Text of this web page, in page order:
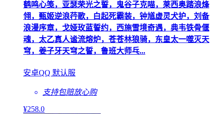
鹤鸣心笺，亚瑟荣光之誓，鬼谷子克喵，莱西奥踏浪烽
翎，甄姬逆浪荇歌，白起死霸装，钟馗虚灵犬护，刘备
浪漫序章，戈娅玫蓝誓约，西施雪境奇遇，典韦铁骨偃
魂，太乙真人谧流熔炉，苍苍林狼骑，东皇太一噬灭天
穹，姜子牙天穹之誓，鲁班大师乓...
安卓QQ 默认服
支持包赔放心购
¥258.0